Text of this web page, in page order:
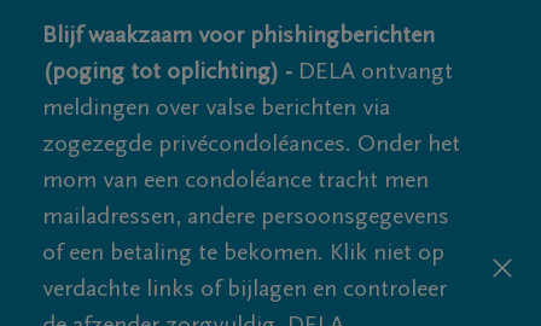
Blijf waakzaam voor phishingberichten
(poging tot oplichting) - DELA ontvangt
meldingen over valse berichten via
zogezegde privécondoléances. Onder het
mom van een condoléance tracht men
mailadressen, andere persoonsgegevens
of een betaling te bekomen. Klik niet op
verdachte links of bijlagen en controleer